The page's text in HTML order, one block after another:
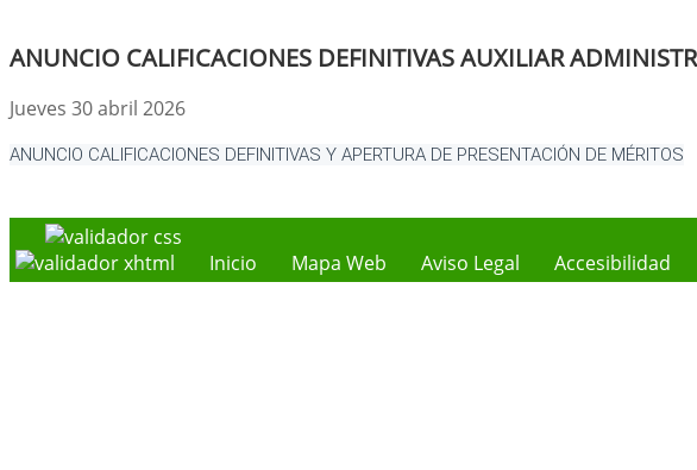
ANUNCIO CALIFICACIONES DEFINITIVAS AUXILIAR
Jueves 30 abril 2026
ANUNCIO CALIFICACIONES DEFINITIVAS Y APERTURA DE PRESENTACIÓN DE MÉRITOS
Inicio Mapa Web Aviso Legal Accesibilidad